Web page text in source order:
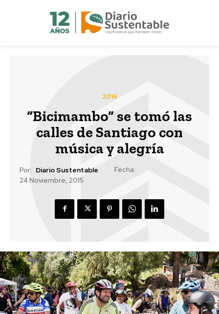
2016
“Bicimambo” se tomó las
calles de Santiago con
música y alegría
Por: Diario Sustentable
Fecha:
24 Noviembre, 2015